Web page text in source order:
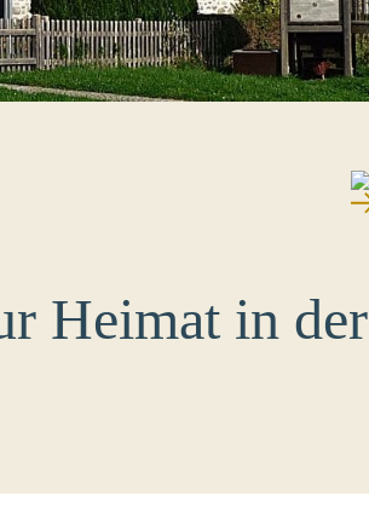
Heimat in der